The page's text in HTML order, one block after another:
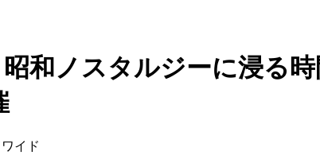
和ノスタルジーに浸る
イド